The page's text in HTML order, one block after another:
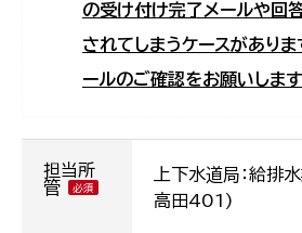
の受け付け完了メールや回
されてしまうケースがあり
ールのご確認をお願いします
担当所
管
上下水道局：給排
高田401)